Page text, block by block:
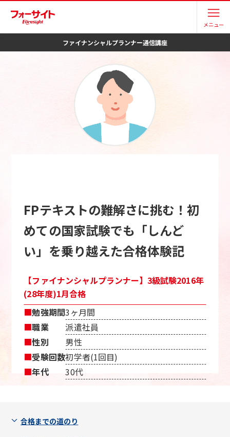
メニュー
ファイナンシャルプランナー通信講座
FPテキストの難解さに挑む！初
めての国家試験でも「しんど
い」を乗り越えた合格体験記
【ファイナンシャルプランナー】3級試験2016年
(28年度)1月合格
■勉強期間3ヶ月間
■職業
派遣社員
■性別
男性
■受験回数初学者(1回目)
■年代 30代
合格までの道のり